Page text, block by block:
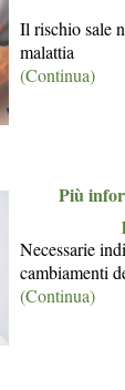
Il rischio sale
malattia
(Continua)
Più
Necessarie
cambiamenti
(Continua)